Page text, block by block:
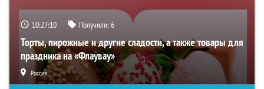
10:27:09 Получили:6
Торты, пирожные и другие сладости, а также товары для
праздника на «Флаувау»
Россия